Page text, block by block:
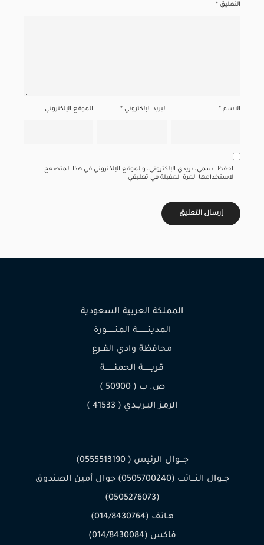
التعليق *
الاسم * البريد الإلكتروني* الموقع الإلكتروني
احفظ اسمي، بريدي الإلكتروني، والموقع الإلكتروني في هذا المتصفح
لاستخدامها المرة المقبلة في تعليقي.
المملكة العربية السعودية
المدينـــــــــة المنـــــــورة
محافظة وادي الفــرع
قريـــــــة الحمنــــــــة
ص. ب ( 50900 )
الرمـز البـريــدي ( 41533 )
جـــوال الرئيس ( 0555513190)
جــوال النـــائب (0505700240) جوال أمين الصندوق
(0505276073)
هـاتف (014/8430764)
فاكس (014/8430084)